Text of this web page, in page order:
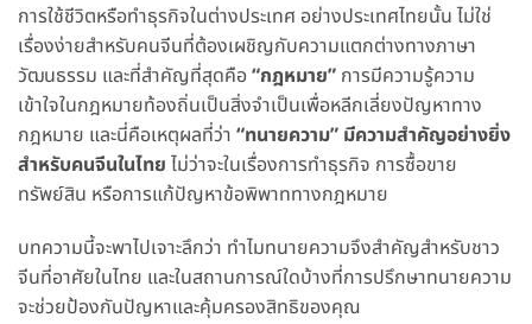
การใช้ชีวิตหรือทำธุรกิจในต่างประเทศ อย่างประเทศไทยนั้น ไม่ใช่
เรื่องง่ายสำหรับคนจีนที่ต้องเผชิญกับความแตกต่างทางภาษา
วัฒนธรรม และที่สำคัญที่สุดคือ“กฎหมาย” การมีความรู้ความ
เข้าใจในกฎหมายท้องถิ่นเป็นสิ่งจำเป็นเพื่อหลีกเลี่ยงปัญหาทาง
กฎหมาย และนี่คือเหตุผลที่ว่า “ทนายความ” มีความสำคัญอย่างยิ่ง
สำหรับคนจีนในไทย ไม่ว่าจะในเรื่องการทำธุรกิจ การซื้อขาย
ทรัพย์สิน หรือการแก้ปัญหาข้อพิพาททางกฎหมาย
บทความนี้จะพาไปเจาะลึกว่า ทำไมทนายความจึงสำคัญสำหรับชาว
จีนที่อาศัยในไทย และในสถานการณ์ใดบ้างที่การปรึกษาทนายความ
จะช่วยป้องกันปัญหาและคุ้มครองสิทธิของคุณ